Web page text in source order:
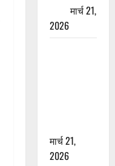
मार्च 21,
2026
मार्च 21,
2026